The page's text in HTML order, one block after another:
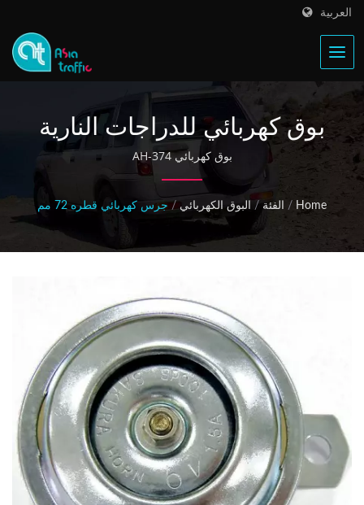
العربية
بوق كهربائي للدراجات النارية
بوق كهربائي AH-374
Home
/ الفئة / البوق الكهربائي / جرس كهربائي قطره 72 مم